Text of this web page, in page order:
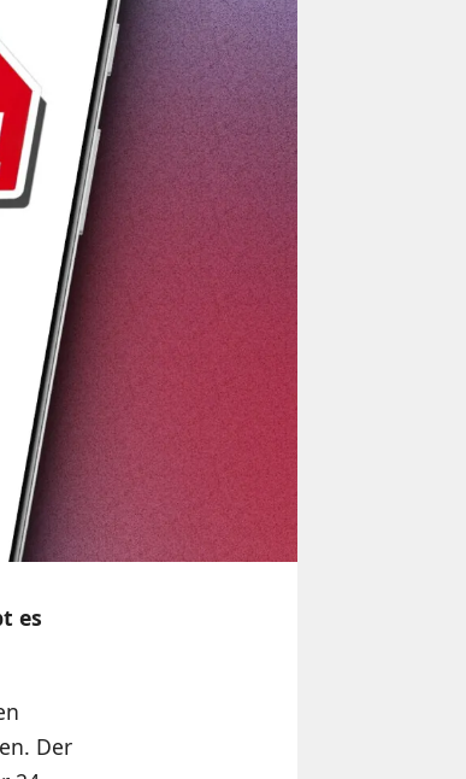
es
Der